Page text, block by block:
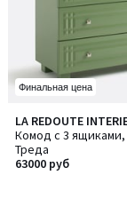
Финальная цена
LA REDOUTE
Комод с 3 ящиками,
Треда
63000 руб
5
/
5